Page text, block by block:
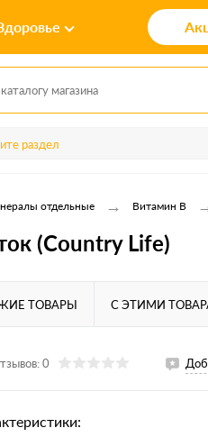
раздел
отдельные → Витамин B
(Country Life)
ТОВАРЫ С ЭТИМИ
0